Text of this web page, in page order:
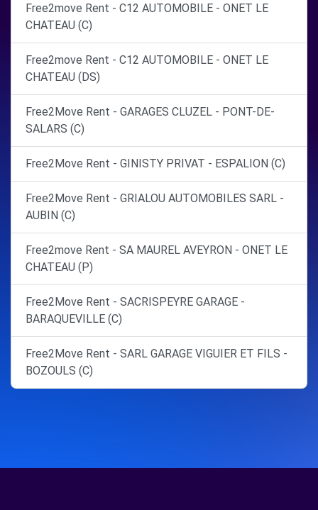
Free2move Rent - C12 AUTOMOBILE - ONET LE
CHATEAU (C)
Free2move Rent - C12 AUTOMOBILE - ONET LE
CHATEAU (DS)
Free2Move Rent - GARAGES CLUZEL - PONT-DE-
SALARS (C)
Free2Move Rent - GINISTY PRIVAT - ESPALION (C)
Free2Move Rent - GRIALOU AUTOMOBILES SARL -
AUBIN (C)
Free2move Rent - SA MAUREL AVEYRON - ONET LE
CHATEAU (P)
Free2Move Rent - SACRISPEYRE GARAGE -
BARAQUEVILLE (C)
Free2Move Rent - SARL GARAGE VIGUIER ET FILS -
BOZOULS (C)